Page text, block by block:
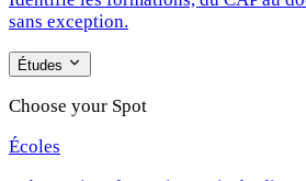
sans exception.
Études
Choose your Spot
Écoles